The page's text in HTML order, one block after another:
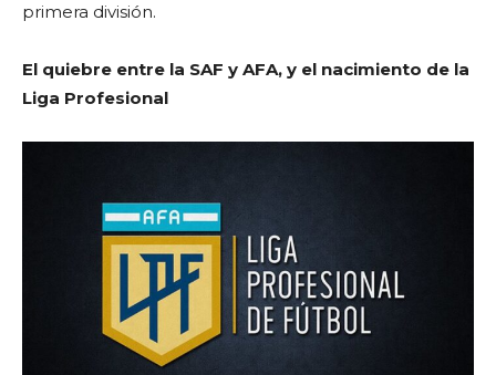
primera división.
El quiebre entre la SAF y AFA, y el nacimiento de la
Liga Profesional